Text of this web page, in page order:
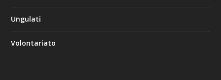
Ungulati
Volontariato